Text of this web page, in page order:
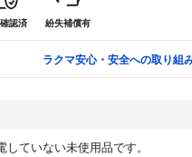
認済 紛失補償有
ラクマ安心・安全への取り組
ていない未使用品です。